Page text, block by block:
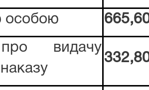
особою
видачу